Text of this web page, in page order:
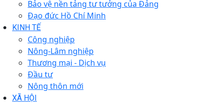
Bảo vệ nền tảng tư tưởng của Đảng
Đạo đức Hồ Chí Minh
KINH TẾ
Công nghiệp
Nông-Lâm nghiệp
Thương mại - Dịch vụ
Đầu tư
Nông thôn mới
XÃ HỘI